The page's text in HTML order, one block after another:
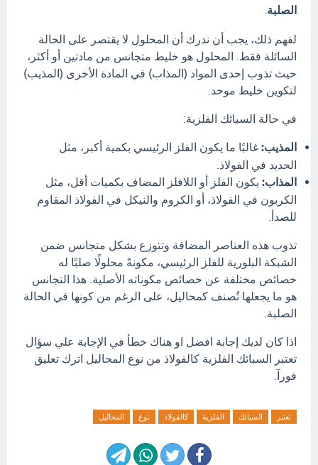
الصلبة
لفهم ذلك، يجب أن ندرك أن المحلول لا يقتصر على الحالة
السائلة فقط. المحلول هو خليط متجانس من مادتين أو أكثر،
حيث تذوب إحدى المواد (المذاب) في المادة الأخرى (المذيب)
لتكوين خليط موحد.
في حالة السبائك الفلزية:
المذيب: غالبًا ما يكون الفلز الرئيسي بكمية أكبر، مثل
الحديد في الفولاذ.
المذاب: يكون الفلز أو اللافلز المضاف بكميات أقل، مثل
الكربون في الفولاذ، أو الكروم والنيكل في الفولاذ المقاوم
للصدأ.
تذوب هذه العناصر المضافة وتتوزع بشكل متجانس ضمن
الشبكة البلورية للفلز الرئيسي، مكونةً محلولًا صلبًا له
خصائص مختلفة عن خصائص مكوناته الأصلية. هذا التجانس
هو ما يجعلها تُصنف كمحاليل، على الرغم من كونها في الحالة
الصلبة.
اذا كان لديك إجابة افضل او هناك خطأ في الإجابة علي سؤال
تعتبر السبائك الفلزية كالفولاذ من نوع المحاليل اترك تعليق
فورآ.
تعتبر السبائك الفلزية كالفولاذ نوع المحاليل